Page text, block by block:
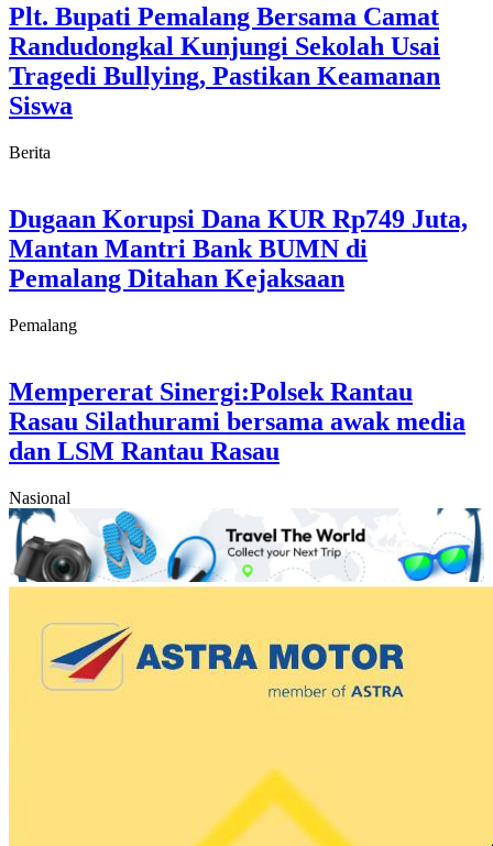
Plt. Bupati Pemalang Bersama Camat
Randudongkal Kunjungi Sekolah Usai
Tragedi Bullying, Pastikan Keamanan
Siswa
Berita
Dugaan Korupsi Dana KUR Rp749 Juta,
Mantan Mantri Bank BUMN di
Pemalang Ditahan Kejaksaan
Pemalang
Mempererat Sinergi:Polsek Rantau
Rasau Silathurami bersama awak media
dan LSM Rantau Rasau
Nasional